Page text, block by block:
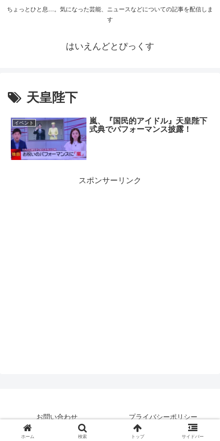
ちょっとひと息…。気になった芸能、ニュースなどについての記事を配信しま
す
はいえんどとぴっくす
天皇陛下
イベント 嵐、『国民的アイドル』天皇陛下
式典でパフォーマンス披露！
スポンサーリンク
お問い合わせ
プライバシーポリシー
© 2019 はいえんどとぴっくす.
ホーム 検索 トップ サイドバー